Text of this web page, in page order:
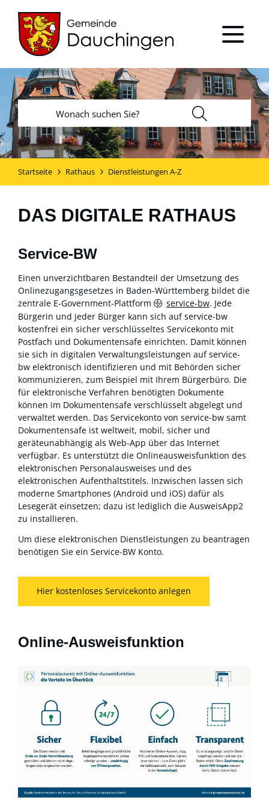
Startseite Rathaus Dienstleistungen A-Z
DAS DIGITALE RATHAUS
Service-BW
Einen unverzichtbaren Bestandteil der Umsetzung des
Onlinezugangsgesetzes in Baden-Württemberg bildet die
zentrale E-Government-Plattform
service-bw. Jede
Bürgerin und jeder Bürger kann sich auf service-bw
kostenfrei ein sicher verschlüsseltes Servicekonto mit
Postfach und Dokumentensafe einrichten. Damit können
sie sich in digitalen Verwaltungsleistungen auf service-
bw elektronisch identifizieren und mit Behörden sicher
kommunizieren, zum Beispiel mit Ihrem Bürgerbüro. Die
für elektronische Verfahren benötigten Dokumente
können im Dokumentensafe verschlüsselt abgelegt und
verwaltet werden. Das Servicekonto von service-bw samt
Dokumentensafe ist weltweit, mobil, sicher und
geräteunabhängig als Web-App über das Internet
verfügbar. Es unterstützt die Onlineausweisfunktion des
elektronischen Personalausweises und des
elektronischen Aufenthaltstitels. Inzwischen lassen sich
moderne Smartphones (Android und iOS) dafür als
Lesegerät einsetzen; dazu ist lediglich die AusweisApp2
zu installieren.
Um diese elektronischen Dienstleistungen zu beantragen
benötigen Sie ein Service-BW Konto.
Hier kostenloses Servicekonto anlegen
Online-Ausweisfunktion